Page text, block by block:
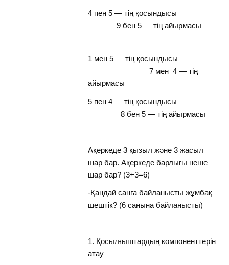
4 пен 5 — тің қосындысы
9 бен 5 — тің айырмасы
1 мен 5 — тің қосындысы
7 мен 4 — тің
айырмасы
5 пен 4 — тің қосындысы
8 бен 5 — тің айырмасы
Ақеркеде 3 қызыл және 3 жасыл
шар бар. Ақеркеде барлығы неше
шар бар? (3+3=6)
-Қандай санға байланысты жұмбақ
шештік? (6 санына байланысты)
1. Қосылғыштардың компоненттерін
атау